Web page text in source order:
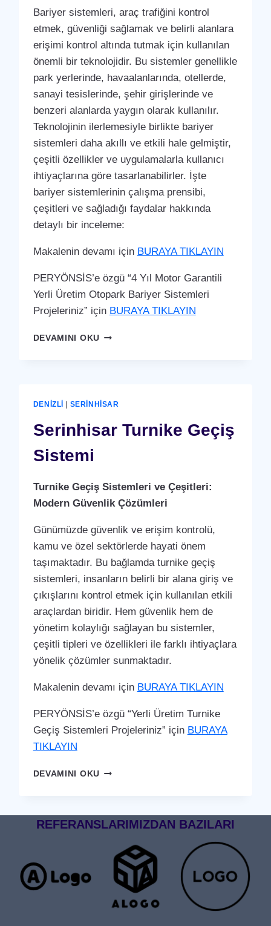
Bariyer sistemleri, araç trafiğini kontrol
etmek, güvenliği sağlamak ve belirli alanlara
erişimi kontrol altında tutmak için kullanılan
önemli bir teknolojidir. Bu sistemler genellikle
park yerlerinde, havaalanlarında, otellerde,
sanayi tesislerinde, şehir girişlerinde ve
benzeri alanlarda yaygın olarak kullanılır.
Teknolojinin ilerlemesiyle birlikte bariyer
sistemleri daha akıllı ve etkili hale gelmiştir,
çeşitli özellikler ve uygulamalarla kullanıcı
ihtiyaçlarına göre tasarlanabilirler. İşte
bariyer sistemlerinin çalışma prensibi,
çeşitleri ve sağladığı faydalar hakkında
detaylı bir inceleme:
Makalenin devamı için BURAYA TIKLAYIN
PERYÖNSİS’e özgü “4 Yıl Motor Garantili
Yerli Üretim Otopark Bariyer Sistemleri
Projeleriniz” için BURAYA TIKLAYIN
DEVAMINI OKUSERINHISAR
DENIZLI SERINHISAR
Serinhisar Turnike Geçiş
Sistemi
Turnike Geçiş Sistemleri ve Çeşitleri:
Modern Güvenlik Çözümleri
Günümüzde güvenlik ve erişim kontrolü,
kamu ve özel sektörlerde hayati önem
taşımaktadır. Bu bağlamda turnike geçiş
sistemleri, insanların belirli bir alana giriş ve
çıkışlarını kontrol etmek için kullanılan etkili
araçlardan biridir. Hem güvenlik hem de
yönetim kolaylığı sağlayan bu sistemler,
çeşitli tipleri ve özellikleri ile farklı ihtiyaçlara
yönelik çözümler sunmaktadır.
Makalenin devamı için BURAYA TIKLAYIN
PERYÖNSİS’e özgü “Yerli Üretim Turnike
Geçiş Sistemleri Projeleriniz” için BURAYA
TIKLAYIN
DEVAMINI OKUSERINHISAR
REFERANSLARIMIZDAN BAZILARI